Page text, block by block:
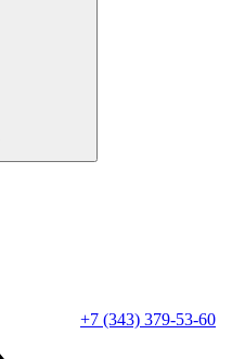
+7 (343) 379-53-60